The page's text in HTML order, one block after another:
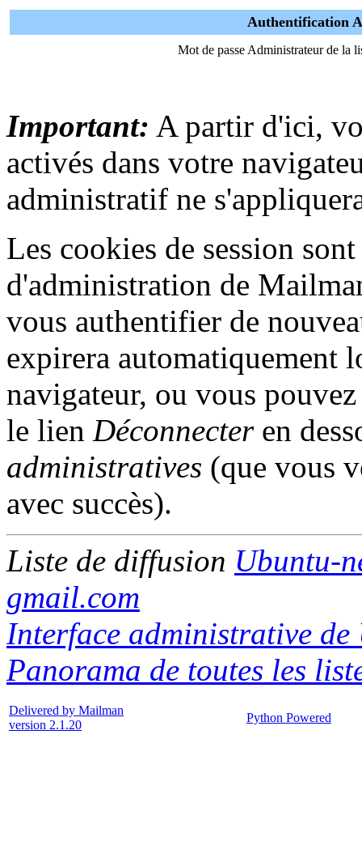
Authentification
Mot de passe Administrateur de la
Important: A partir d'ici,
activés dans votre
administratif ne
Les cookies de session
d'administration de
vous authentifier de
expirera automatiquement
navigateur, ou vous
le lien Déconnecteren
administratives (que vous
avec succès).
Liste de diffusion Ubuntu-
gmail.com
Interface administrative de
Panorama de toutes les
Delivered by Mailman
version 2.1.20
Python Powered